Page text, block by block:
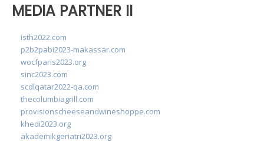
MEDIA PARTNER II
isth2022.com
p2b2pabi2023-makassar.com
wocfparis2023.org
sinc2023.com
scdlqatar2022-qa.com
thecolumbiagrill.com
provisionscheeseandwineshoppe.com
khedi2023.org
akademikgeriatri2023.org